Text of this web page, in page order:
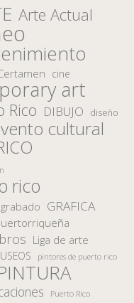
Arte Actual
cine
art
Rico DIBUJO diseño
cultural
rico
grabado GRAFICA
Liga de arte
pintores de puerto rico
Puerto Rico